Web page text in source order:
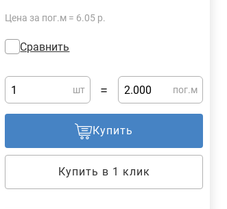
Цена за пог.м = 6.05 р.
Сравнить
шт = пог.м
Купить
Купить в 1 клик